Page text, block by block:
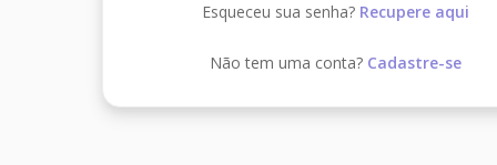
Esqueceu sua senha? Recupere aqui
Não tem uma conta? Cadastre-se